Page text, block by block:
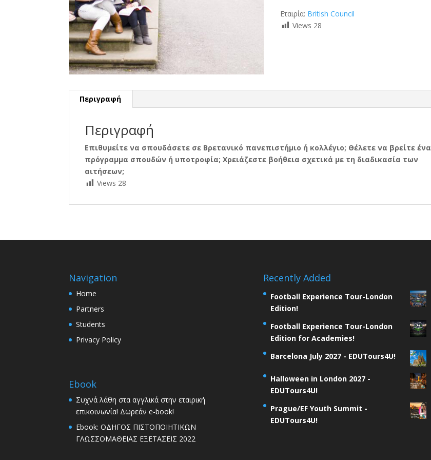
Εταιρία: British Council
Views 28
Περιγραφή
Περιγραφή
Επιθυμείτε να σπουδάσετε σε Βρετανικό πανεπιστήμιο ή κολλέγιο; Θέλετε να βρείτε ένα
πρόγραμμα σπουδών ή υποτροφία; Χρειάζεστε βοήθεια σχετικά με τη διαδικασία των
αιτήσεων;
Views 28
Navigation
Home
Partners
Students
Privacy Policy
Ebook
Συχνά λάθη στα αγγλικά στην εταιρική
επικοινωνία! Δωρεάν e-book!
Ebook: ΟΔΗΓΟΣ ΠΙΣΤΟΠΟΙΗΤΙΚΩΝ
ΓΛΩΣΣΟΜΑΘΕΙΑΣ ΕΞΕΤΑΣΕΙΣ 2022
Recently Added
Football Experience Tour-London
Edition!
Football Experience Tour-London
Edition for Academies!
Barcelona July 2027 - EDUTours4U!
Halloween in London 2027 -
EDUTours4U!
Prague/EF Youth Summit -
EDUTours4U!